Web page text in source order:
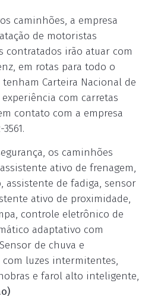
caminhões, a empresa
de motoristas
contratados irão atuar com
em rotas para todo o
Carteira Nacional de
com carretas
contato com a empresa
os caminhões
ativo de frenagem,
assistente de fadiga, sensor
ativo de proximidade,
controle eletrônico de
adaptativo com
de chuva e
luzes intermitentes,
e farol alto inteligente,